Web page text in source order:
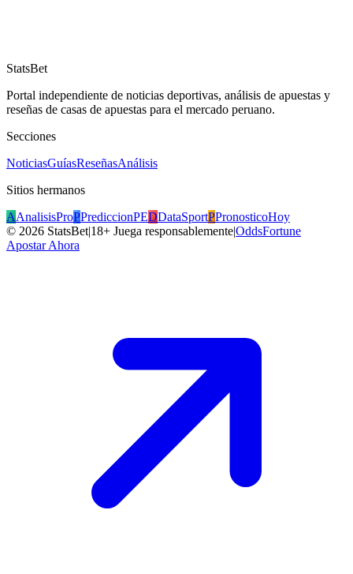
StatsBet
Portal independiente de noticias deportivas, análisis de apuestas y
reseñas de casas de apuestas para el mercado peruano.
Secciones
NoticiasGuíasReseñasAnálisis
Sitios hermanos
AAnalisisProPPrediccionPEDDataSportPPronosticoHoy
© 2026 StatsBet|18+ Juega responsablemente|OddsFortune
Apostar Ahora